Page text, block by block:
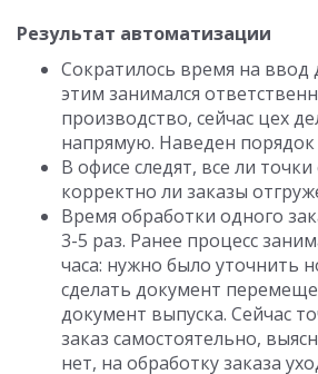
Результат автоматизации
Сократилось время на
этим занимался
производство, сейчас цех
напрямую. Наведен порядок
В офисе следят, все ли точки
корректно ли заказы
Время обработки одного
3-5 раз. Ранее процесс
часа: нужно было уточнить
сделать документ
документ выпуска. Сейчас
заказ самостоятельно,
нет, на обработку заказа